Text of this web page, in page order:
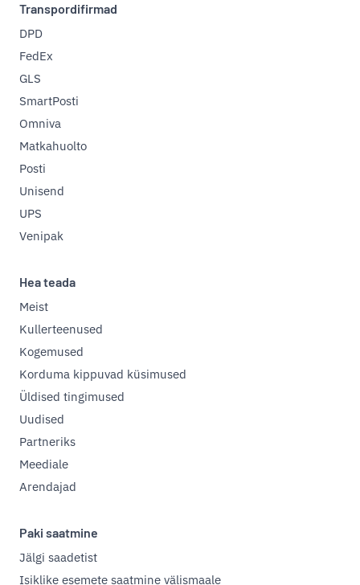
Transpordifirmad
DPD
FedEx
GLS
SmartPosti
Omniva
Matkahuolto
Posti
Unisend
UPS
Venipak
Hea teada
Meist
Kullerteenused
Kogemused
Korduma kippuvad küsimused
Üldised tingimused
Uudised
Partneriks
Meediale
Arendajad
Paki saatmine
Jälgi saadetist
Isiklike esemete saatmine välismaale